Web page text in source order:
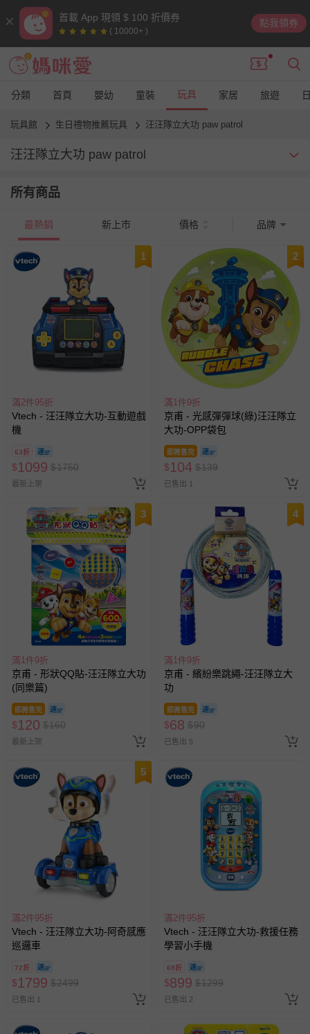
首載 App 現領 $ 100 折價券
( 10000+ )
點我領券
分類 首頁 嬰幼 童裝 玩具 家居 旅遊
玩具館 生日禮物推薦玩具 汪汪隊立大功 paw patrol
汪汪隊立大功 paw patrol
索地回答：「汪汪隊立大功」沒錯！現在孩子心中的偶像是這群萌
所有商品
最熱銷 新上市 價格 品牌
1
滿2件95折
Vtech - 汪汪隊立大功-互動遊戲
機
63折
$1099 $1750
最新上架
2
滿1件9折
京甫 - 光感彈彈球(綠)汪汪隊立
大功-OPP袋包
即將售完
$104 $139
已售出 1
3
滿1件9折
京甫 - 形狀QQ貼-汪汪隊立大功
(同樂篇)
即將售完
$120 $160
最新上架
4
滿1件9折
京甫 - 繽紛樂跳繩-汪汪隊立大
功
即將售完
$68 $90
已售出 5
5
滿2件95折
Vtech - 汪汪隊立大功-阿奇感應
巡邏車
72折
$1799 $2499
已售出 1
滿2件95折
Vtech - 汪汪隊立大功-救援任務
學習小手機
69折
$899 $1299
已售出 2